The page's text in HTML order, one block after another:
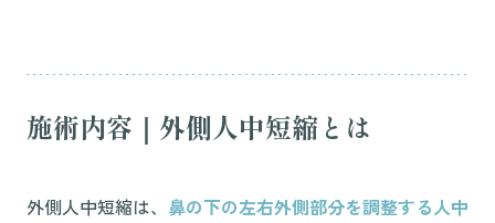
施術内容｜外側人中短縮とは
外側人中短縮は、 鼻の下の左右外側部分を調整する人中